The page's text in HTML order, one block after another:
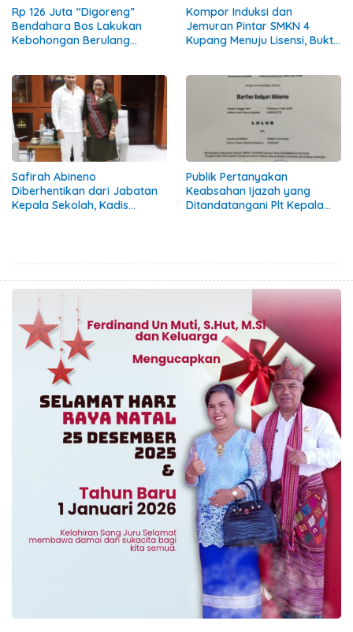
Rp 126 Juta “Digoreng”
Bendahara Bos Lakukan
Kebohongan Berulang
Kompor Induksi dan
Jemuran Pintar SMKN 4
Kupang Menuju Lisensi, Bukti
Safirah Abineno
Diberhentikan dari Jabatan
Kepala Sekolah, Kadis
Publik Pertanyakan
Keabsahan Ijazah yang
Ditandatangani Plt Kepala